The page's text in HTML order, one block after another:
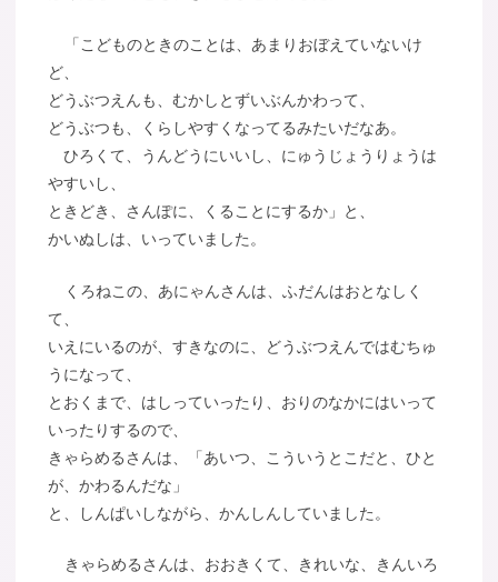
「こどものときのことは、あまりおぼえていないけ
ど、
どうぶつえんも、むかしとずいぶんかわって、
どうぶつも、くらしやすくなってるみたいだなあ。
ひろくて、うんどうにいいし、にゅうじょうりょうは
やすいし、
ときどき、さんぽに、くることにするか」と、
かいぬしは、いっていました。
くろねこの、あにゃんさんは、ふだんはおとなしく
て、
いえにいるのが、すきなのに、どうぶつえんではむちゅ
うになって、
とおくまで、はしっていったり、おりのなかにはいって
いったりするので、
きゃらめるさんは、「あいつ、こういうとこだと、ひと
が、かわるんだな」
と、しんぱいしながら、かんしんしていました。
きゃらめるさんは、おおきくて、きれいな、きんいろ